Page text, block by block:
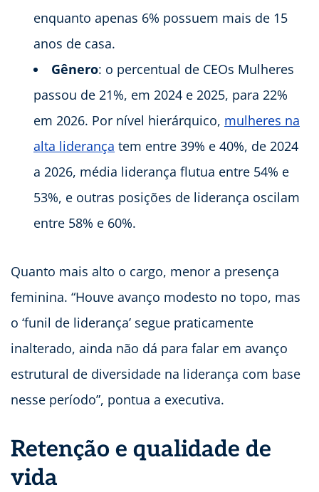
enquanto apenas 6% possuem mais de 15
anos de casa.
Gênero: o percentual de CEOs Mulheres
passou de 21%, em 2024 e 2025, para 22%
em 2026. Por nível hierárquico, mulheres na
alta liderança tem entre 39% e 40%, de 2024
a 2026, média liderança flutua entre 54% e
53%, e outras posições de liderança oscilam
entre 58% e 60%.
Quanto mais alto o cargo, menor a presença
feminina. “Houve avanço modesto no topo, mas
o ‘funil de liderança’ segue praticamente
inalterado, ainda não dá para falar em avanço
estrutural de diversidade na liderança com base
nesse período”, pontua a executiva.
Retenção e qualidade de
vida